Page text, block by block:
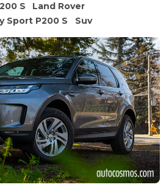
S
Land Rover
Sport P200 S
Suv